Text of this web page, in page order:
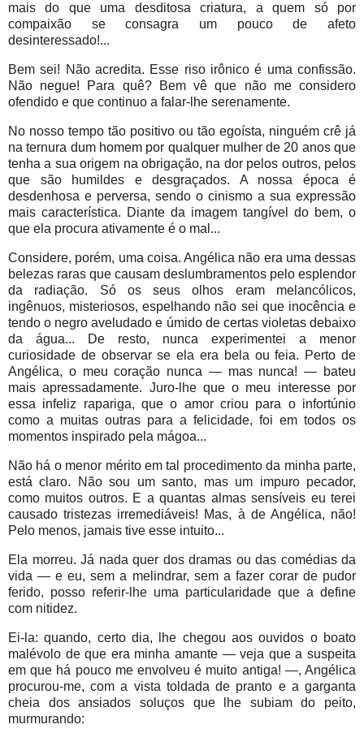
mais do que uma desditosa criatura, a quem só por
compaixão se consagra um pouco de afeto
desinteressado!...
Bem sei! Não acredita. Esse riso irônico é uma confissão.
Não negue! Para quê? Bem vê que não me considero
ofendido e que continuo a falar-lhe serenamente.
No nosso tempo tão positivo ou tão egoísta, ninguém crê já
na ternura dum homem por qualquer mulher de 20 anos que
tenha a sua origem na obrigação, na dor pelos outros, pelos
que são humildes e desgraçados. A nossa época é
desdenhosa e perversa, sendo o cinismo a sua expressão
mais característica. Diante da imagem tangível do bem, o
que ela procura ativamente é o mal...
Considere, porém, uma coisa. Angélica não era uma dessas
belezas raras que causam deslumbramentos pelo esplendor
da radiação. Só os seus olhos eram melancólicos,
ingênuos, misteriosos, espelhando não sei que inocência e
tendo o negro aveludado e úmido de certas violetas debaixo
da água... De resto, nunca experimentei a menor
curiosidade de observar se ela era bela ou feia. Perto de
Angélica, o meu coração nunca — mas nunca! — bateu
mais apressadamente. Juro-lhe que o meu interesse por
essa infeliz rapariga, que o amor criou para o infortúnio
como a muitas outras para a felicidade, foi em todos os
momentos inspirado pela mágoa...
Não há o menor mérito em tal procedimento da minha parte,
está claro. Não sou um santo, mas um impuro pecador,
como muitos outros. E a quantas almas sensíveis eu terei
causado tristezas irremediáveis! Mas, à de Angélica, não!
Pelo menos, jamais tive esse intuito...
Ela morreu. Já nada quer dos dramas ou das comédias da
vida — e eu, sem a melindrar, sem a fazer corar de pudor
ferido, posso referir-lhe uma particularidade que a define
com nitidez.
Ei-la: quando, certo dia, lhe chegou aos ouvidos o boato
malévolo de que era minha amante — veja que a suspeita
em que há pouco me envolveu é muito antiga! —, Angélica
procurou-me, com a vista toldada de pranto e a garganta
cheia dos ansiados soluços que lhe subiam do peito,
murmurando: